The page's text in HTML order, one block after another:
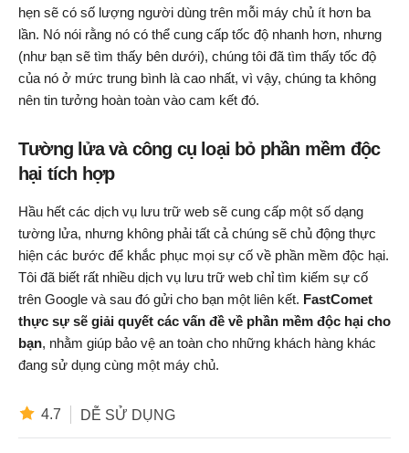
hẹn sẽ có số lượng người dùng trên mỗi máy chủ ít hơn ba
lần. Nó nói rằng nó có thể cung cấp tốc độ nhanh hơn, nhưng
(như bạn sẽ tìm thấy bên dưới), chúng tôi đã tìm thấy tốc độ
của nó ở mức trung bình là cao nhất, vì vậy, chúng ta không
nên tin tưởng hoàn toàn vào cam kết đó.
Tường lửa và công cụ loại bỏ phần mềm độc
hại tích hợp
Hầu hết các dịch vụ lưu trữ web sẽ cung cấp một số dạng
tường lửa, nhưng không phải tất cả chúng sẽ chủ động thực
hiện các bước để khắc phục mọi sự cố về phần mềm độc hại.
Tôi đã biết rất nhiều dịch vụ lưu trữ web chỉ tìm kiếm sự cố
trên Google và sau đó gửi cho bạn một liên kết. FastComet
thực sự sẽ giải quyết các vấn đề về phần mềm độc hại cho
bạn, nhằm giúp bảo vệ an toàn cho những khách hàng khác
đang sử dụng cùng một máy chủ.
4.7 DỄ SỬ DỤNG